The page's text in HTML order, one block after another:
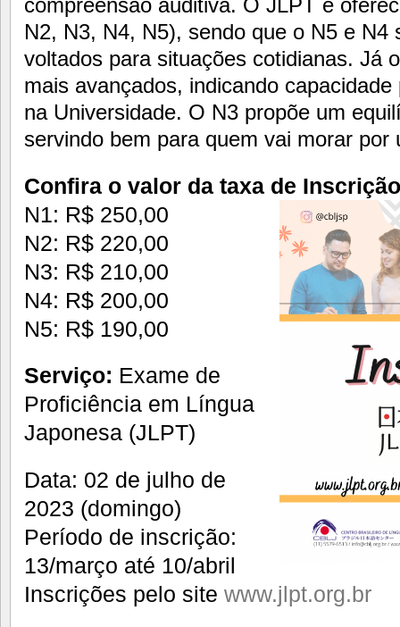
N2, N3, N4, N5), sendo que o N5 e N4
voltados para situações cotidianas. Já
mais avançados, indicando
na Universidade. O N3 propõe um
servindo bem para quem vai morar por
Confira o valor da taxa de
N1: R$ 250,00
N2: R$ 220,00
N3: R$ 210,00
N4: R$ 200,00
N5: R$ 190,00
Serviço: Exame de
Proficiência em Língua
Japonesa (JLPT)
Data: 02 de julho de
2023 (domingo)
Período de inscrição:
13/março até 10/abril
Inscrições pelo site www.jlpt.org.br